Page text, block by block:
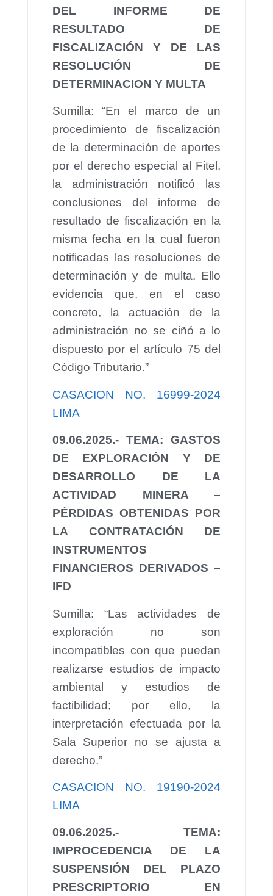
DEL INFORME DE
RESULTADO DE
FISCALIZACIÓN Y DE LAS
RESOLUCIÓN DE
DETERMINACION Y MULTA
Sumilla: “En el marco de un
procedimiento de fiscalización
de la determinación de aportes
por el derecho especial al Fitel,
la administración notificó las
conclusiones del informe de
resultado de fiscalización en la
misma fecha en la cual fueron
notificadas las resoluciones de
determinación y de multa. Ello
evidencia que, en el caso
concreto, la actuación de la
administración no se ciñó a lo
dispuesto por el artículo 75 del
Código Tributario.”
CASACION NO. 16999-2024
LIMA
09.06.2025.- TEMA: GASTOS
DE EXPLORACIÓN Y DE
DESARROLLO DE LA
ACTIVIDAD MINERA –
PÉRDIDAS OBTENIDAS POR
LA CONTRATACIÓN DE
INSTRUMENTOS
FINANCIEROS DERIVADOS –
IFD
Sumilla: “Las actividades de
exploración no son
incompatibles con que puedan
realizarse estudios de impacto
ambiental y estudios de
factibilidad; por ello, la
interpretación efectuada por la
Sala Superior no se ajusta a
derecho.”
CASACION NO. 19190-2024
LIMA
09.06.2025.- TEMA:
IMPROCEDENCIA DE LA
SUSPENSIÓN DEL PLAZO
PRESCRIPTORIO EN